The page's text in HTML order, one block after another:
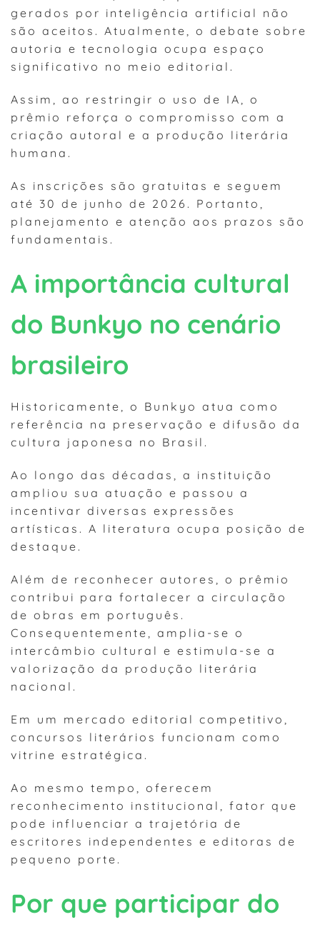
gerados por inteligência artificial não
são aceitos. Atualmente, o debate sobre
autoria e tecnologia ocupa espaço
significativo no meio editorial.
Assim, ao restringir o uso de IA, o
prêmio reforça o compromisso com a
criação autoral e a produção literária
humana.
As inscrições são gratuitas e seguem
até 30 de junho de 2026. Portanto,
planejamento e atenção aos prazos são
fundamentais.
A importância cultural
do Bunkyo no cenário
brasileiro
Historicamente, o Bunkyo atua como
referência na preservação e difusão da
cultura japonesa no Brasil.
Ao longo das décadas, a instituição
ampliou sua atuação e passou a
incentivar diversas expressões
artísticas. A literatura ocupa posição de
destaque.
Além de reconhecer autores, o prêmio
contribui para fortalecer a circulação
de obras em português.
Consequentemente, amplia-se o
intercâmbio cultural e estimula-se a
valorização da produção literária
nacional.
Em um mercado editorial competitivo,
concursos literários funcionam como
vitrine estratégica.
Ao mesmo tempo, oferecem
reconhecimento institucional, fator que
pode influenciar a trajetória de
escritores independentes e editoras de
pequeno porte.
Por que participar do